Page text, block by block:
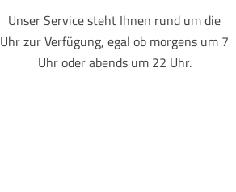
Unser Service steht Ihnen rund um die
Uhr zur Verfügung, egal ob morgens um 7
Uhr oder abends um 22 Uhr.